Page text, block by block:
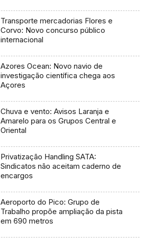
Transporte mercadorias Flores e
Corvo: Novo concurso público
internacional
Azores Ocean: Novo navio de
investigação científica chega aos
Açores
Chuva e vento: Avisos Laranja e
Amarelo para os Grupos Central e
Oriental
Privatização Handling SATA:
Sindicatos não aceitam caderno de
encargos
Aeroporto do Pico: Grupo de
Trabalho propõe ampliação da pista
em 690 metros